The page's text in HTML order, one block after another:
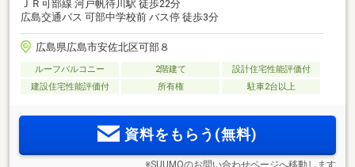
ＪＲ可部線 河戸帆待川駅 徒歩22分
広島交通バス 可部中学校前 バス停 徒歩3分
広島県広島市安佐北区可部８
ルーフバルコニー 2階建て
設計住宅性能評価付
建設住宅性能評価付
所有権 駐車2台以上
資料をもらう(無料)
※SUUMOのお問い合わせページへ移動します